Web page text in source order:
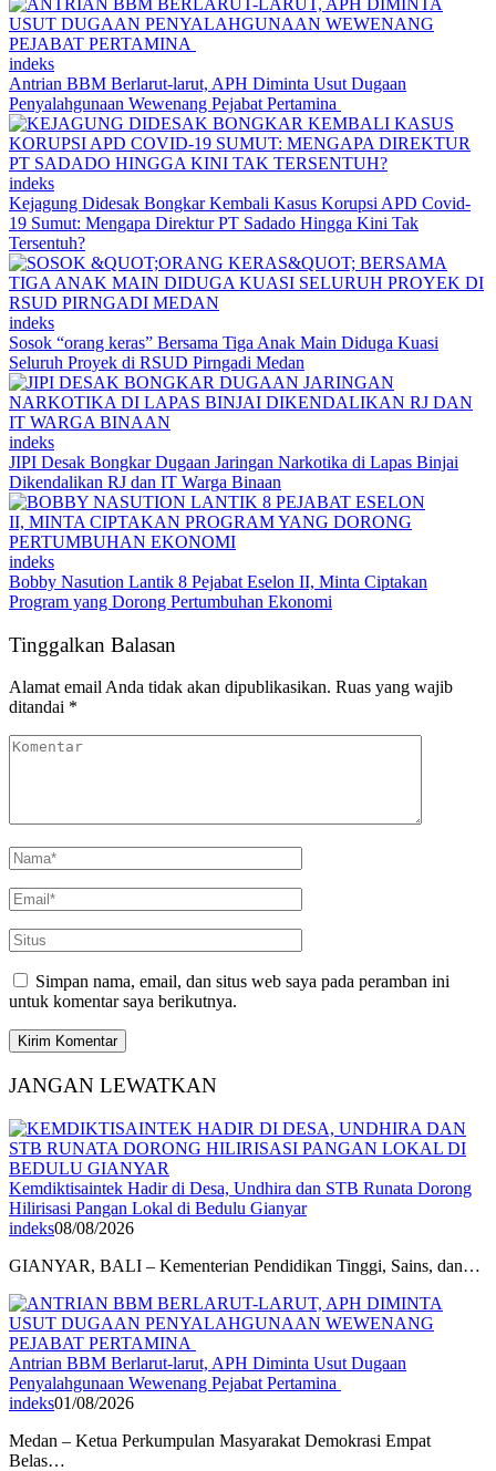
indeks
Antrian BBM Berlarut-larut, APH Diminta Usut Dugaan
Penyalahgunaan Wewenang Pejabat Pertamina
indeks
Kejagung Didesak Bongkar Kembali Kasus Korupsi APD Covid-
19 Sumut: Mengapa Direktur PT Sadado Hingga Kini Tak
Tersentuh?
indeks
Sosok “orang keras” Bersama Tiga Anak Main Diduga Kuasi
Seluruh Proyek di RSUD Pirngadi Medan
indeks
JIPI Desak Bongkar Dugaan Jaringan Narkotika di Lapas Binjai
Dikendalikan RJ dan IT Warga Binaan
indeks
Bobby Nasution Lantik 8 Pejabat Eselon II, Minta Ciptakan
Program yang Dorong Pertumbuhan Ekonomi
Tinggalkan Balasan
Alamat email Anda tidak akan dipublikasikan. Ruas yang wajib
ditandai *
Simpan nama, email, dan situs web saya pada peramban ini
untuk komentar saya berikutnya.
JANGAN LEWATKAN
Kemdiktisaintek Hadir di Desa, Undhira dan STB Runata Dorong
Hilirisasi Pangan Lokal di Bedulu Gianyar
indeks08/08/2026
GIANYAR, BALI – Kementerian Pendidikan Tinggi, Sains, dan…
Antrian BBM Berlarut-larut, APH Diminta Usut Dugaan
Penyalahgunaan Wewenang Pejabat Pertamina
indeks01/08/2026
Medan – Ketua Perkumpulan Masyarakat Demokrasi Empat
Belas…